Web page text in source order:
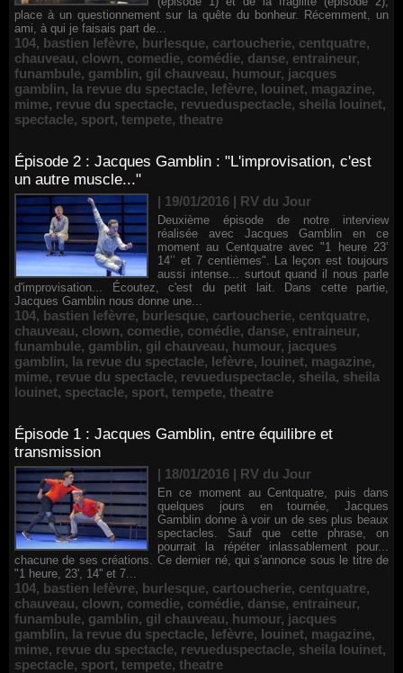
place à un questionnement sur la quête du bonheur. Récemment, un
ami, à qui je faisais part de...
104, bastien lefèvre, burlesque, cartoucherie, centquatre,
chauveau, clown, comedie, comédie, danse, entraineur,
funambule, gamblin, gil chauveau, humour, jacques
gamblin, la revue du spectacle, lefèvre, louinet, magazine,
mime, revue du spectacle, revueduspectacle, sheila louinet,
spectacle, sport, tempete, theatre
Épisode 2 : Jacques Gamblin : "L'improvisation, c'est
un autre muscle..."
| 19/01/2016 | RV du Jour
Deuxième épisode de notre interview
réalisée avec Jacques Gamblin en ce
moment au Centquatre avec "1 heure 23’
14’’ et 7 centièmes". La leçon est toujours
aussi intense... surtout quand il nous parle
d'improvisation... Écoutez, c'est du petit lait. Dans cette partie,
Jacques Gamblin nous donne une...
104, bastien lefèvre, burlesque, cartoucherie, centquatre,
chauveau, clown, comedie, comédie, danse, entraineur,
funambule, gamblin, gil chauveau, humour, jacques
gamblin, la revue du spectacle, lefèvre, louinet, magazine,
mime, revue du spectacle, revueduspectacle, sheila, sheila
louinet, spectacle, sport, tempete, theatre
Épisode 1 : Jacques Gamblin, entre équilibre et
transmission
| 18/01/2016 | RV du Jour
En ce moment au Centquatre, puis dans
quelques jours en tournée, Jacques
Gamblin donne à voir un de ses plus beaux
spectacles. Sauf que cette phrase, on
pourrait la répéter inlassablement pour...
chacune de ses créations. Ce dernier né, qui s'annonce sous le titre de
"1 heure, 23', 14'' et 7...
104, bastien lefèvre, burlesque, cartoucherie, centquatre,
chauveau, clown, comedie, comédie, danse, entraineur,
funambule, gamblin, gil chauveau, humour, jacques
gamblin, la revue du spectacle, lefèvre, louinet, magazine,
mime, revue du spectacle, revueduspectacle, sheila louinet,
spectacle, sport, tempete, theatre